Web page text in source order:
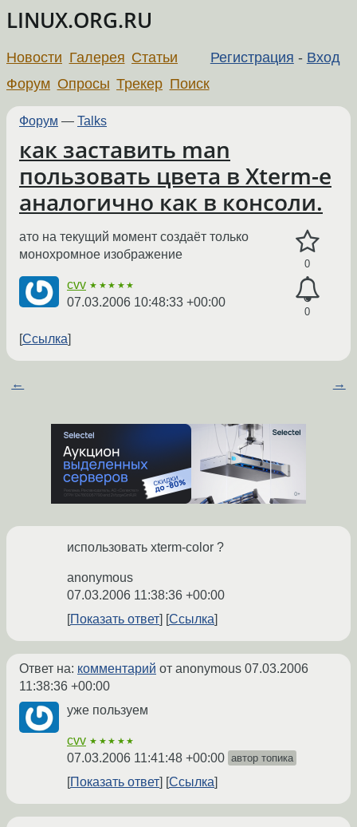
LINUX.ORG.RU
Регистрация - Вход
Новости Галерея Статьи
Форум Опросы Трекер Поиск
Форум — Talks
как заставить man
пользовать цвета в Xterm-е
аналогично как в консоли.
0
0
ато на текущий момент создаёт только
монохромное изображение
cvv ★★★★★
07.03.2006 10:48:33 +00:00
Ссылка
← →
использовать xterm-color ?
anonymous
07.03.2006 11:38:36 +00:00
Показать ответ
Ссылка
Ответ на: комментарий от anonymous 07.03.2006
11:38:36 +00:00
уже пользуем
cvv ★★★★★
07.03.2006 11:41:48 +00:00 автор топика
Показать ответ Ссылка